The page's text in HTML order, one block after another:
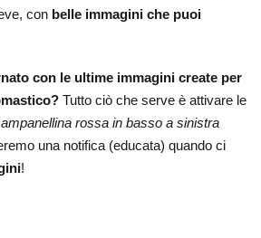
con belle immagini che puoi
con le ultime immagini create per
Tutto ciò che serve è attivare le
rossa in basso a sinistra
una notifica (educata) quando ci
!